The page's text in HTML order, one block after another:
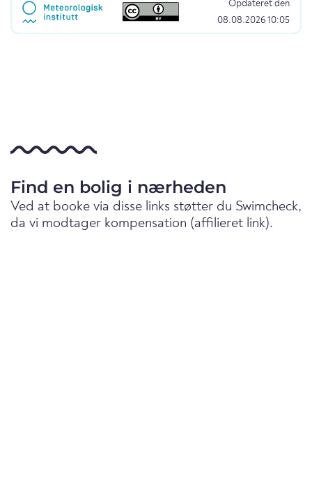
Opdateret den
08.08.2026 10:05
Find en bolig i nærheden
Ved at booke via disse links støtter du Swimcheck,
da vi modtager kompensation (affilieret link).